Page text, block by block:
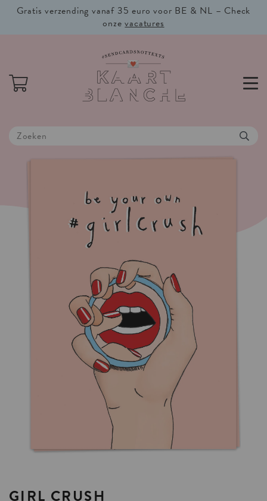
Gratis verzending vanaf 35 euro voor BE & NL – Check
onzevacatures
GIRL CRUSH